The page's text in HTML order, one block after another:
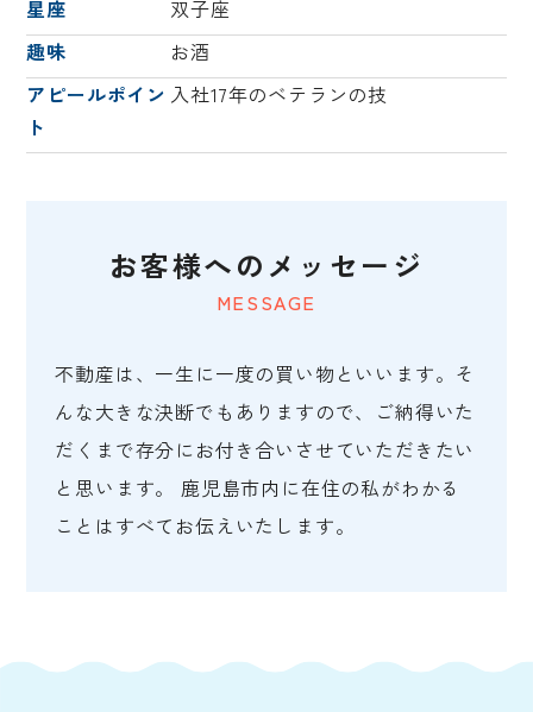
星座
双子座
趣味
お酒
アピールポイン
ト
入社17年のベテランの技
MESSAGE
お客様へのメッセージ
不動産は、一生に一度の買い物といいます。そ
んな大きな決断でもありますので、ご納得いた
だくまで存分にお付き合いさせていただきたい
と思います。 鹿児島市内に在住の私がわかる
ことはすべてお伝えいたします。